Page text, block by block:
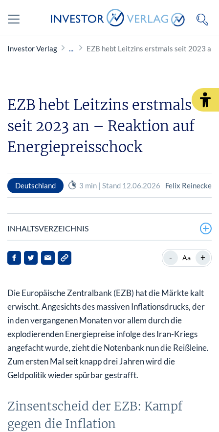
Investor Verlag EZB hebt Leitzins erstmals seit 2023 an
EZB hebt Leitzins erstmals
seit 2023 an – Reaktion auf
Energiepreisschock
Deutschland 3 min | Stand 12.06.2026 Felix Reinecke
INHALTSVERZEICHNIS
Zinsentscheid der EZB: Kampf gegen die Inflation
DAX und Euro reagieren positiv auf die Zinswende
- Aa +
Die Europäische Zentralbank (EZB) hat die Märkte kalt
erwischt. Angesichts des massiven Inflationsdrucks, der
in den vergangenen Monaten vor allem durch die
explodierenden Energiepreise infolge des Iran-Kriegs
angefacht wurde, zieht die Notenbank nun die Reißleine.
Zum ersten Mal seit knapp drei Jahren wird die
Geldpolitik wieder spürbar gestrafft.
Zinsentscheid der EZB: Kampf
gegen die Inflation